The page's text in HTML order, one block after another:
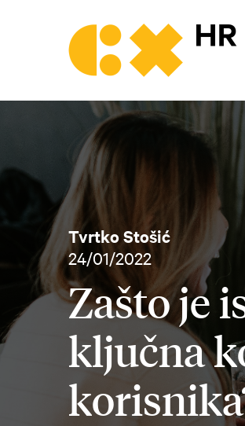
Tvrtko Stošić
24/01/2022
Zašto je
ključna